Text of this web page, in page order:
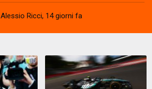
Alessio Ricci, 14 giorni fa